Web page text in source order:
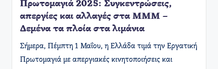
Πρωτομαγιά 2025: Συγκεντρώσεις,
απεργίες και αλλαγές στα ΜΜΜ –
Δεμένα τα πλοία στα λιμάνια
​Σήμερα, Πέμπτη 1 Μαΐου, η Ελλάδα τιμά την Εργατική
Πρωτομαγιά με απεργιακές κινητοποιήσεις και